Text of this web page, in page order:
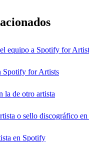
equipo a Spotify for
Spotify for Artists
la de otro artista
o sello discográfico
en Spotify